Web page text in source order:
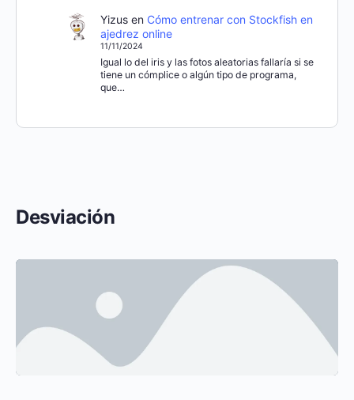
Desviación
Yizusen Cómo entrenar con Stockfish en
ajedrez online
11/11/2024
Igual lo del iris y las fotos aleatorias fallaría si se
tiene un cómplice o algún tipo de programa,
que…